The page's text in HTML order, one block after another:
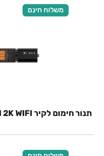
משלוח חינם
תנור חימום לקיר FLASH 2K WIFI